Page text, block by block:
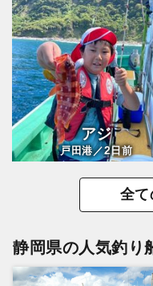
アジ
戸田港／2日前
全て
静岡県の人気釣り